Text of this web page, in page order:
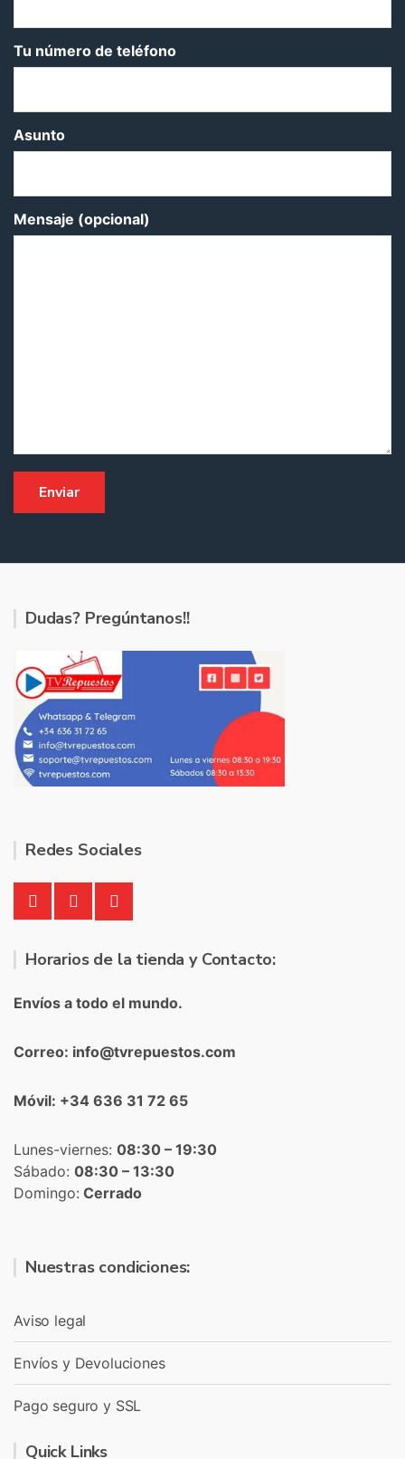
Tu número de teléfono
Asunto
Mensaje (opcional)
Dudas? Pregúntanos!!
Redes Sociales
Horarios de la tienda y Contacto:
Envíos a todo el mundo.
Correo: info@tvrepuestos.com
Móvil: +34 636 31 72 65
Lunes-viernes: 08:30 – 19:30
Sábado: 08:30 – 13:30
Domingo: Cerrado
Nuestras condiciones:
Aviso legal
Envíos y Devoluciones
Pago seguro y SSL
Quick Links